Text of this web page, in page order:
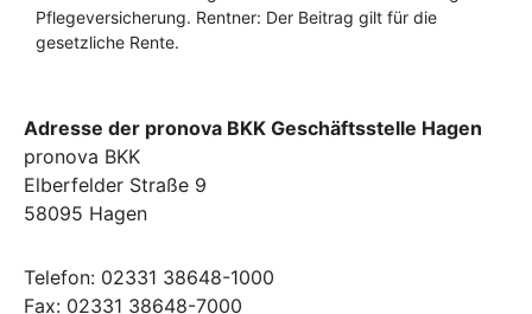
Adresse der pronova BKK Geschäftsstelle Hagen
pronova BKK
Elberfelder Straße 9
58095 Hagen
Telefon: 02331 38648-1000
Fax: 02331 38648-7000